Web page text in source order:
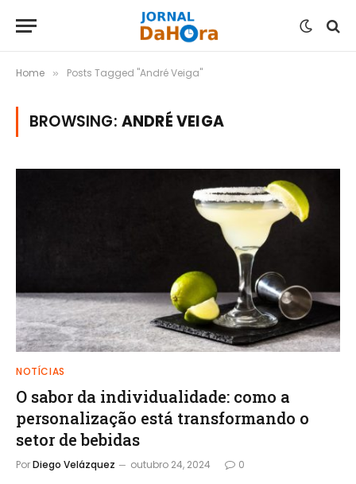
Home » Posts Tagged "André Veiga"
BROWSING: ANDRÉ VEIGA
NOTÍCIAS
O sabor da individualidade: como a
personalização está transformando o
setor de bebidas
PorDiego Velázquez outubro 24, 2024 0